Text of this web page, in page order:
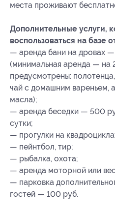
места проживают
Дополнительные услуги,
воспользоваться на базе
— аренда бани на дровах
(минимальная аренда — на
предусмотрены:
чай с домашним вареньем,
масла);
— аренда беседки — 500
сутки;
— прогулки на
— пейнтбол, тир;
— рыбалка, охота;
— аренда моторной или
— парковка
гостей — 100 руб.